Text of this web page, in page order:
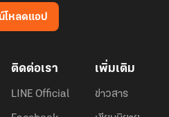
โหลดแอป
ติดต่อเรา
LINE Official
เพิ่มเติม
ข่าวสาร